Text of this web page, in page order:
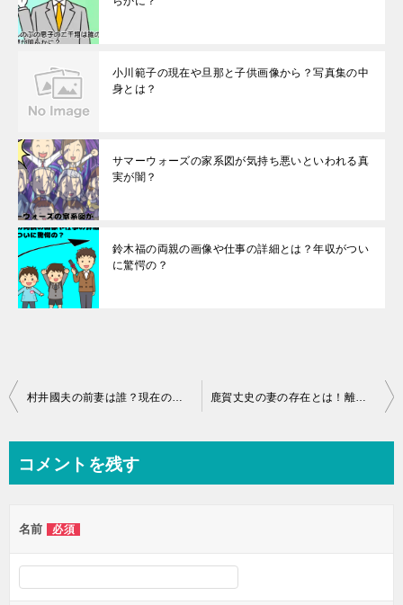
小川範子の現在や旦那と子供画像から？写真集の中
身とは？
サマーウォーズの家系図が気持ち悪いといわれる真
実が闇？
鈴木福の両親の画像や仕事の詳細とは？年収がつい
に驚愕の？
投
ビ
ー
シ
村井國夫の前妻は誰？現在の妻との馴れ初めや子供のこと 鹿賀丈史の妻の存在とは！離婚していた事実が発覚後に女性との密会報道
コメントを残す
名前 必須